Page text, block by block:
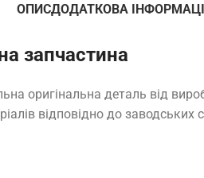
ОПИСДОДАТКОВА
запчастина
оригінальна деталь від
відповідно до заводських